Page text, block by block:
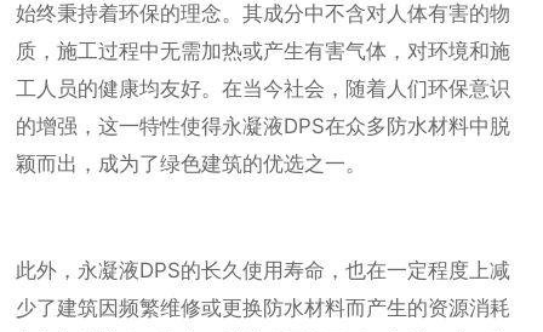
始终秉持着环保的理念。其成分中不含对人体有害的物
质，施工过程中无需加热或产生有害气体，对环境和施
工人员的健康均友好。在当今社会，随着人们环保意识
的增强，这一特性使得永凝液DPS在众多防水材料中脱
颖而出，成为了绿色建筑的优选之一。
此外，永凝液DPS的长久使用寿命，也在一定程度上减
少了建筑因频繁维修或更换防水材料而产生的资源消耗